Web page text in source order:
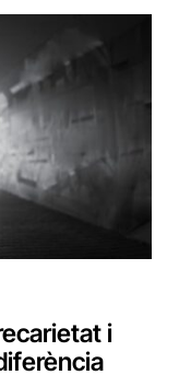
i